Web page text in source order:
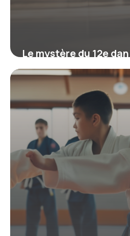
Le mystère du 12e
mythe, réalité et
Kano
19 juin 2026